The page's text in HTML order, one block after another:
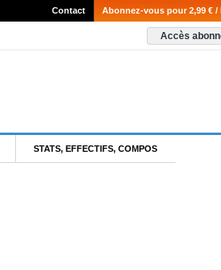
Abonnez-vous pour 2,99 € /
Contact
Accès
STATS, EFFECTIFS, COMPOS